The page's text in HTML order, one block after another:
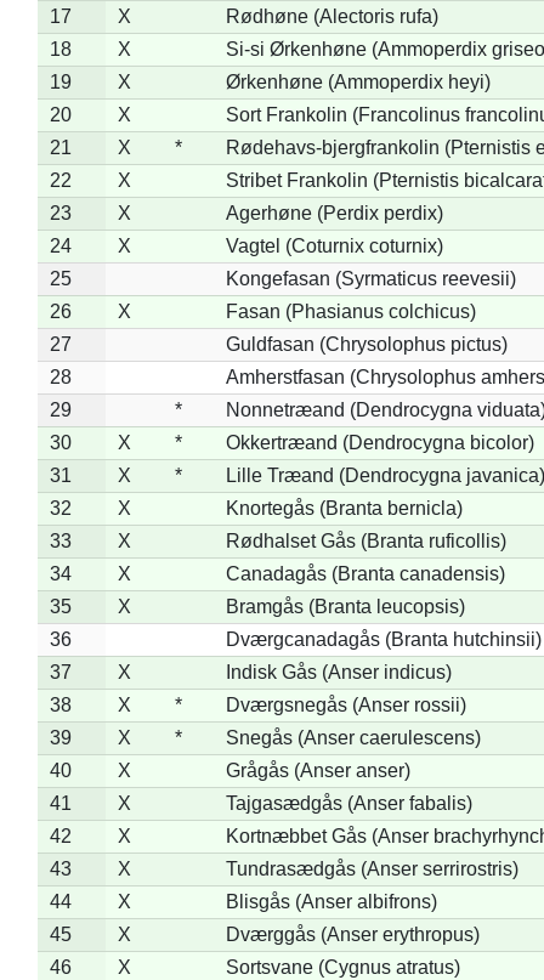
17
X
Rødhøne (Alectoris rufa)
18
X
Si-si Ørkenhøne (Ammoperdix
19
X
Ørkenhøne (Ammoperdix heyi)
20
X
Sort Frankolin (Francolinus
21
X *
Rødehavs-bjergfrankolin (Pternistis
22
X
Stribet Frankolin (Pternistis
23
X
Agerhøne (Perdix perdix)
24
X
Vagtel (Coturnix coturnix)
25
Kongefasan (Syrmaticus reevesii)
26
X
Fasan (Phasianus colchicus)
27
Guldfasan (Chrysolophus pictus)
28
Amherstfasan (Chrysolophus
29
*
Nonnetræand (Dendrocygna
30
X *
Okkertræand (Dendrocygna bicolor)
31
X *
Lille Træand (Dendrocygna javanica)
32
X
Knortegås (Branta bernicla)
33
X
Rødhalset Gås (Branta ruficollis)
34
X
Canadagås (Branta canadensis)
35
X
Bramgås (Branta leucopsis)
36
Dværgcanadagås (Branta hutchinsii)
37
X
Indisk Gås (Anser indicus)
38
X *
Dværgsnegås (Anser rossii)
39
X *
Snegås (Anser caerulescens)
40
X
Grågås (Anser anser)
41
X
Tajgasædgås (Anser fabalis)
42
X
Kortnæbbet Gås (Anser
43
X
Tundrasædgås (Anser serrirostris)
44
X
Blisgås (Anser albifrons)
45
X
Dværggås (Anser erythropus)
46
X
Sortsvane (Cygnus atratus)